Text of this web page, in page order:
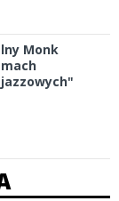
Monk